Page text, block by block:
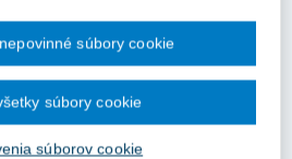
nemáte dostatočné oprávnenia.
obsahu na portáli.
majú len registrovaní používatelia
súborov cookie
súbory cookie
súbory cookie